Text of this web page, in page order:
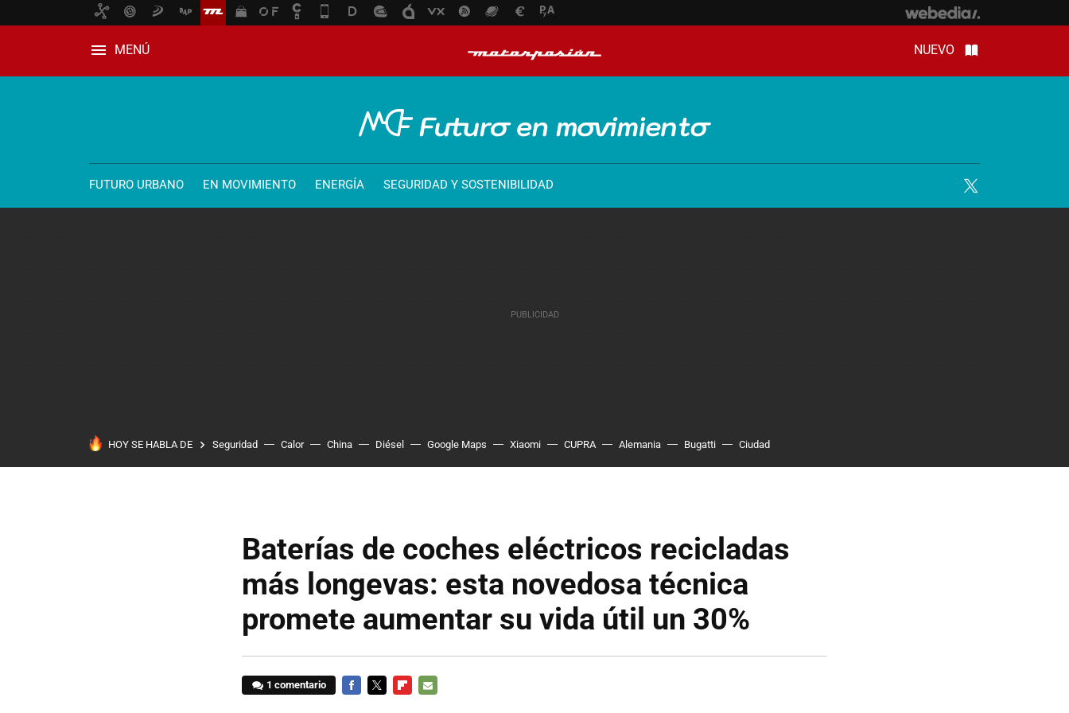
MENÚ NUEVO
FUTURO URBANO EN MOVIMIENTO ENERGÍA SEGURIDAD Y SOSTENIBILIDAD
HOY SE HABLA DE Seguridad Calor China Diésel Google Maps Xiaomi CUPRA Alemania Bugatti Ciudad
Baterías de coches eléctricos recicladas
más longevas: esta novedosa técnica
promete aumentar su vida útil un 30%
1 comentario